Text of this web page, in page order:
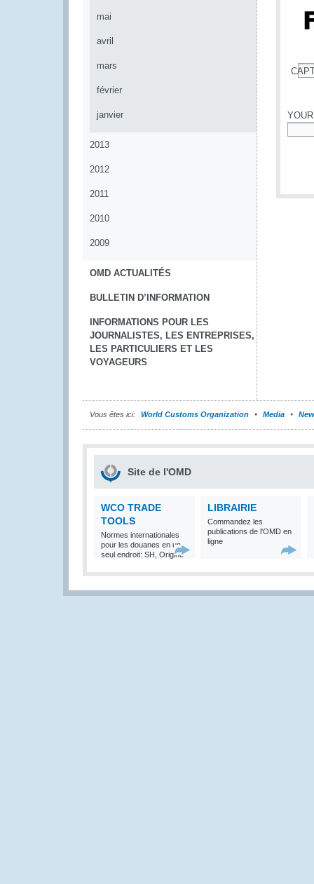
mai
avril
mars
février
janvier
2013
2012
2011
2010
2009
OMD ACTUALITÉS
BULLETIN D’INFORMATION
INFORMATIONS POUR LES
JOURNALISTES, LES ENTREPRISES,
LES PARTICULIERS ET LES
VOYAGEURS
Vous êtes ici: World Customs Organization Media
Site de l'OMD
WCO TRADE
TOOLS
Normes internationales
pour les douanes en un
seul endroit: SH, Origine
LIBRAIRIE
Commandez les
publications de l'OMD en
ligne